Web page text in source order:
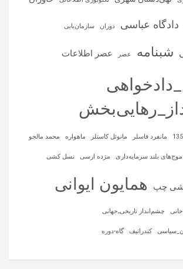
دادگاه عباسی دوران سازمان‌یابی
شبنامه عصر عصر اطلاعات
مانفرد فاسلر مانوئل کاستلز ماهواره‌ محمد مالجو
موج‌های بلند سرمایه‌داری مژده ارسی نسل کشی
چپ همایون ایوانی
چشم‌انداز تاریخی‌ـ‌جهانی
کندراتیف گاه-دوره